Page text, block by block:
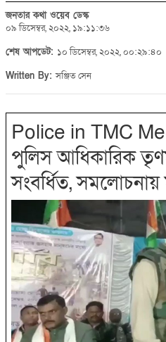
জনতার কথা ওয়েব ডেস্ক
০৯ ডিসেম্বর, ২০২২, ১৯:১১:৩৬
শেষ আপডেট: ১০ ডিসেম্বর, ২০২২, ০০:২৯:৪০
Written By:সঞ্জিত সেন
Police in TMC
পুলিস আধিকারিক
সংবর্ধিত, সমলোচনায়